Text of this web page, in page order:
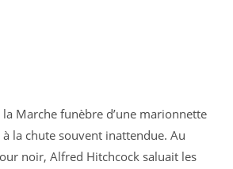
Marche funèbre d’une marionnette
la chute souvent inattendue. Au
noir, Alfred Hitchcock saluait les